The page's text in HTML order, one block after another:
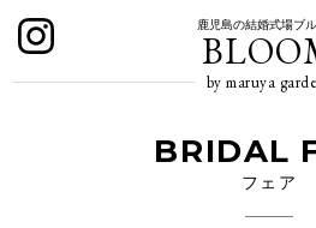
鹿児島の結婚式場ブ
by maruya
BRIDAL
フェア